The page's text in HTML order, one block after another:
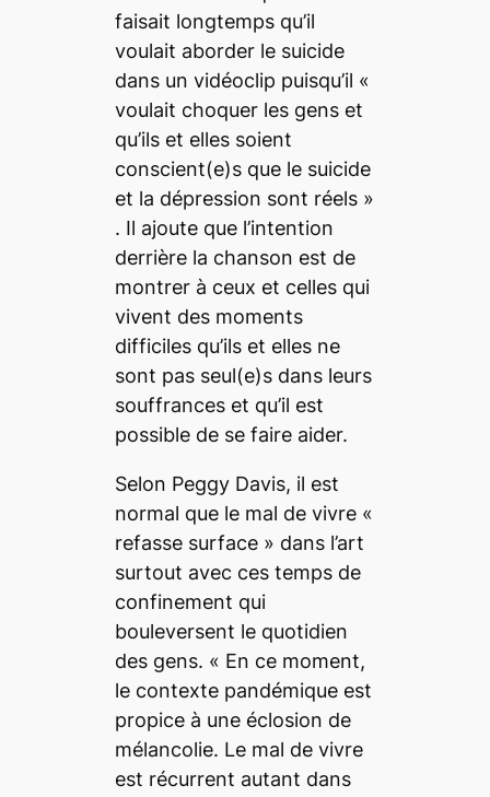
faisait longtemps qu’il
voulait aborder le suicide
dans un vidéoclip puisqu’il «
voulait choquer les gens et
qu’ils et elles soient
conscient(e)s que le suicide
et la dépression sont réels»
. Il ajoute que l’intention
derrière la chanson est de
montrer à ceux et celles qui
vivent des moments
difficiles qu’ils et elles ne
sont pas seul(e)s dans leurs
souffrances et qu’il est
possible de se faire aider.
Selon Peggy Davis, il est
normal que le mal de vivre «
refasse surface » dans l’art
surtout avec ces temps de
confinement qui
bouleversent le quotidien
des gens. « En ce moment,
le contexte pandémique est
propice à une éclosion de
mélancolie. Le mal de vivre
est récurrent autant dans